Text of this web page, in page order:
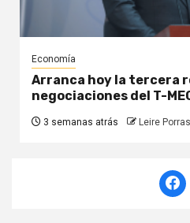
Economía
Arranca hoy la tercera
negociaciones del T-
3 semanas atrás Leire Porras